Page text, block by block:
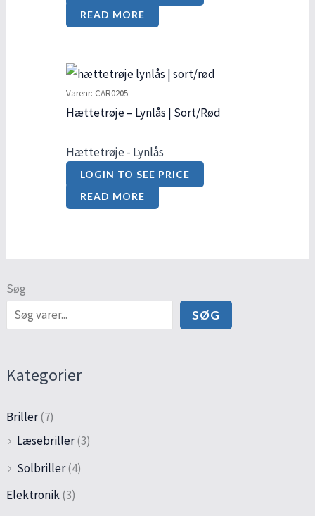
Søg
SØG
Kategorier
Briller(7)
Læsebriller(3)
Solbriller(4)
Elektronik(3)
READ MORE
Varenr: CAR0205
Hættetrøje – Lynlås | Sort/Rød
Hættetrøje - Lynlås
LOGIN TO SEE PRICE
READ MORE